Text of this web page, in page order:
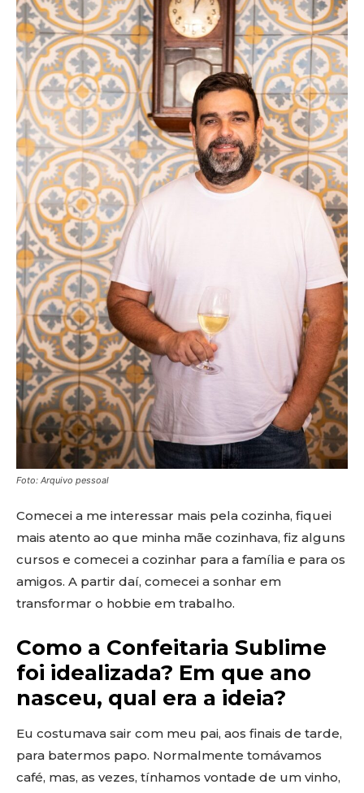
Foto: Arquivo pessoal
Comecei a me interessar mais pela cozinha, fiquei
mais atento ao que minha mãe cozinhava, fiz alguns
cursos e comecei a cozinhar para a família e para os
amigos. A partir daí, comecei a sonhar em
transformar o hobbie em trabalho.
Como a Confeitaria Sublime
foi idealizada? Em que ano
nasceu, qual era a ideia?
Eu costumava sair com meu pai, aos finais de tarde,
para batermos papo. Normalmente tomávamos
café, mas, as vezes, tínhamos vontade de um vinho,